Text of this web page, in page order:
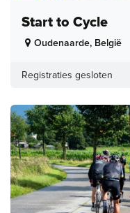
Start to Cycle
Oudenaarde, België
Registraties gesloten